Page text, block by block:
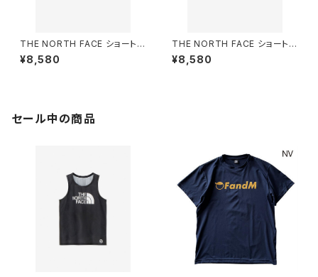
THE NORTH FACE ショートス
リーブフリーランパネルボーダ
ークルー （レディース）エンバー
¥8,580
THE NORTH FACE ショートス
リーブフリーランパネルボーダ
ークルー （レディース） スレート
¥8,580
セール中の商品